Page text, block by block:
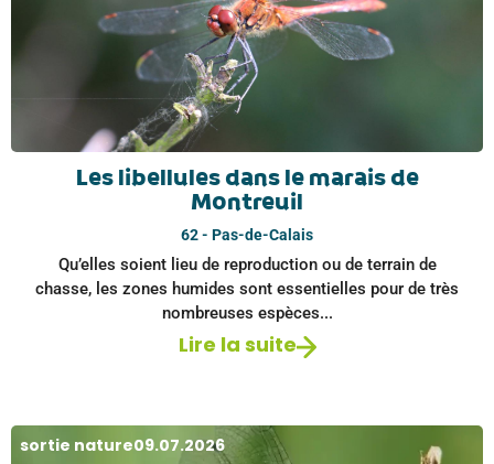
Les libellules dans le marais de
Montreuil
62 - Pas-de-Calais
Qu’elles soient lieu de reproduction ou de terrain de
chasse, les zones humides sont essentielles pour de très
nombreuses espèces...
Lire la suite
sortie nature09.07.2026